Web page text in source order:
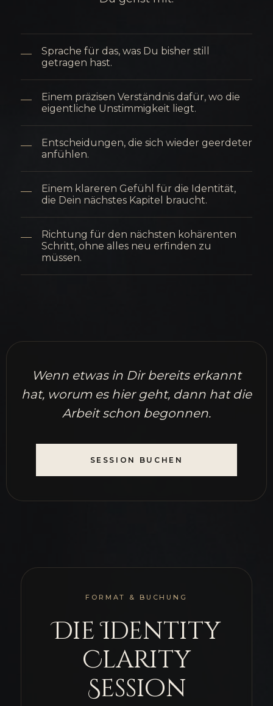
Sprache für das, was Du bisher still
getragen hast.
Einem präzisen Verständnis dafür, wo die
eigentliche Unstimmigkeit liegt.
Entscheidungen, die sich wieder geerdeter
anfühlen.
Einem klareren Gefühl für die Identität,
die Dein nächstes Kapitel braucht.
Richtung für den nächsten kohärenten
Schritt, ohne alles neu erfinden zu
müssen.
Wenn etwas in Dir bereits erkannt
hat, worum es hier geht, dann hat die
Arbeit schon begonnen.
SESSION BUCHEN
FORMAT & BUCHUNG
Die Identity
Clarity
Session